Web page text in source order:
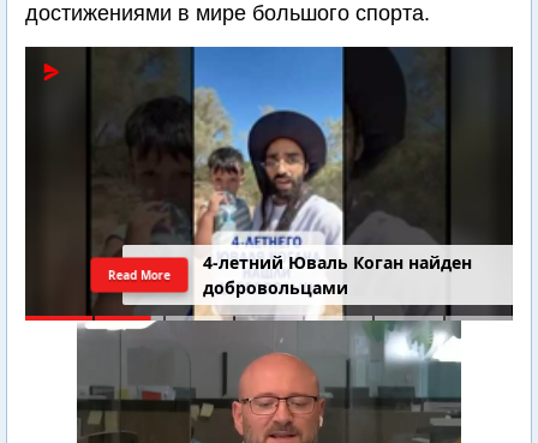
достижениями в мире большого спорта.
4-летний Юваль Коган найден
добровольцами
Read More